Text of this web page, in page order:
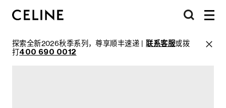
探索全新2026秋季系列，尊享顺丰速递 |联系客服或拨
打400 690 0012